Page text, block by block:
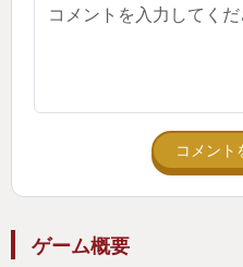
というのも好印象でした
なので、私はもっぱら素
い打つ、ゴリゴリのシュ
しんでいました。
【ポケモンと大自然に対
コメント
ゲーム概要